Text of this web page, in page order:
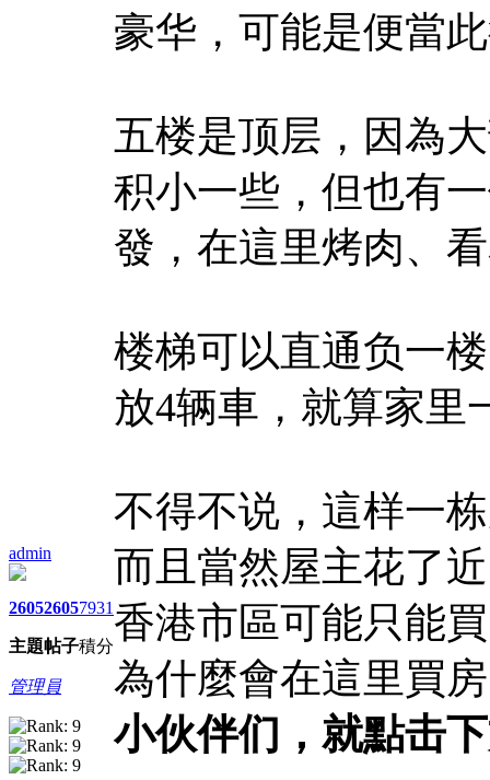
admin
2605
主題
2605
帖子
7931
積分
管理員
豪华，可能是便當
五楼是顶层，因為
积小一些，但也有
發，在這里烤肉、
楼梯可以直通负一
放4辆車，就算家里
不得不说，這样一
而且當然屋主花了
香港市區可能只能
為什麼會在這里買
小伙伴们，就點击